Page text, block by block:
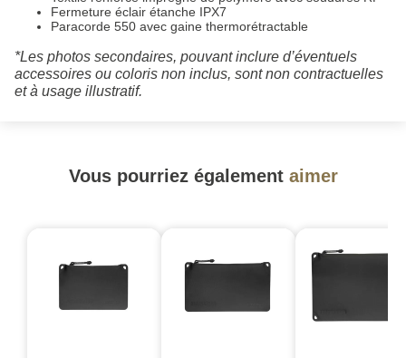
Fermeture éclair étanche IPX7
Paracorde 550 avec gaine thermorétractable
*Les photos secondaires, pouvant inclure d’éventuels
accessoires ou coloris non inclus, sont non contractuelles
et à usage illustratif.
Vous pourriez également aimer